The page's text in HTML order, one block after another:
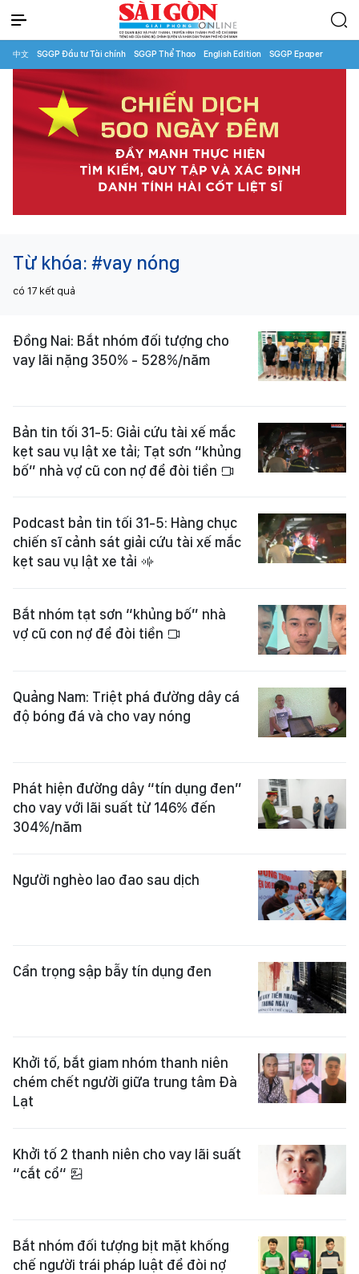
中文 SGGP Đầu tư Tài chính SGGP Thể Thao English Edition SGGP Epaper
Từ khóa: #vay nóng
có 17 kết quả
Đồng Nai: Bắt nhóm đối tượng cho
vay lãi nặng 350% - 528%/năm
Bản tin tối 31-5: Giải cứu tài xế mắc
kẹt sau vụ lật xe tải; Tạt sơn “khủng
bố” nhà vợ cũ con nợ để đòi tiền
Podcast bản tin tối 31-5: Hàng chục
chiến sĩ cảnh sát giải cứu tài xế mắc
kẹt sau vụ lật xe tải
Bắt nhóm tạt sơn “khủng bố” nhà
vợ cũ con nợ để đòi tiền
Quảng Nam: Triệt phá đường dây cá
độ bóng đá và cho vay nóng
Phát hiện đường dây “tín dụng đen”
cho vay với lãi suất từ 146% đến
304%/năm
Người nghèo lao đao sau dịch
Cẩn trọng sập bẫy tín dụng đen
Khởi tố, bắt giam nhóm thanh niên
chém chết người giữa trung tâm Đà
Lạt
Khởi tố 2 thanh niên cho vay lãi suất
“cắt cổ“
Bắt nhóm đối tượng bịt mặt khống
chế người trái pháp luật để đòi nợ